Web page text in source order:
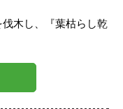
木し、『葉枯らし乾